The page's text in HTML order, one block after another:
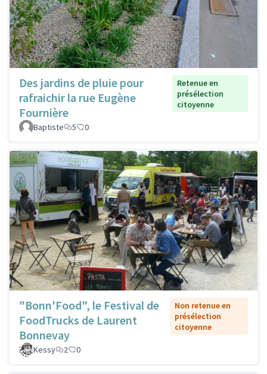
Des jardins de pluie pour
rafraichir la rue Eugène
Fournière
Retenue en
présélection
citoyenne
Baptiste 5 0
"Bonn'Food", le Festival de
FoodTrucks de Laurent
Bonnevay
Non retenue en
présélection
citoyenne
Kessy 2 0